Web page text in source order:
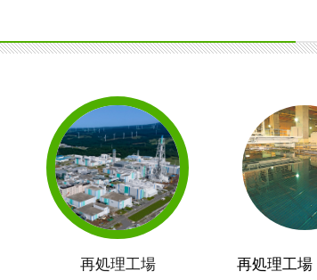
再処理工場
再処理工場